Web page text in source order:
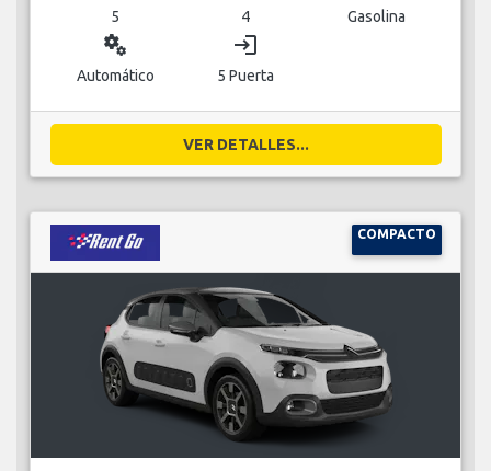
5 4 Gasolina
miscellaneous_services
Automático
login
5 Puerta
VER DETALLES...
COMPACTO